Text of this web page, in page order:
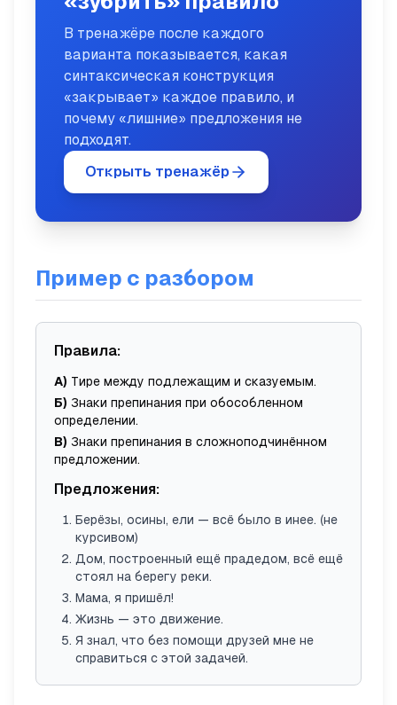
В тренажёре после каждого
варианта показывается, какая
синтаксическая конструкция
«закрывает» каждое правило, и
почему «лишние» предложения не
подходят.
Открыть тренажёр
Пример с разбором
Правила:
А) Тире между подлежащим и сказуемым.
Б) Знаки препинания при обособленном
определении.
В) Знаки препинания в сложноподчинённом
предложении.
Предложения:
Берёзы, осины, ели — всё было в инее. (не
курсивом)
Дом, построенный ещё прадедом, всё ещё
стоял на берегу реки.
Мама, я пришёл!
Жизнь — это движение.
Я знал, что без помощи друзей мне не
справиться с этой задачей.